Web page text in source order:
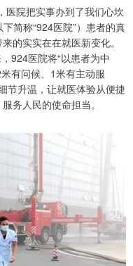
医院把实事办到了我们心坎
简称“924医院”）患者的真
的实实在在就医新变化。
924医院将“以患者为中
有问候、1米有主动服
节升温，让就医体验从便捷
务人民的使命担当。